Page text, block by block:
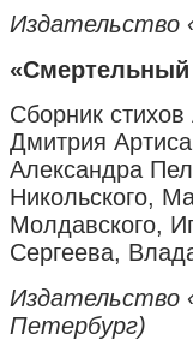
Издательство
«Смертельный
Сборник
Дмитрия
Александра
Никольского,
Молдавского,
Сергеева,
Петербург)